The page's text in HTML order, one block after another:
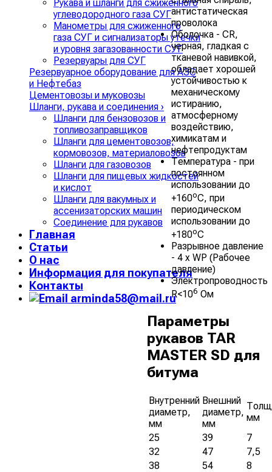
Рукава и шланги для сжиженного
углеводородного газа СУГ
Манометры для сжиженного
газа СУГ и сигнализаторы утечки
и уровня загазованности СУГ
Резервуары для СУГ
Резервуарное оборудование для АЗС
и Нефтебаз
Цементовозы и муковозы
Шланги, рукава и соединения ›
Шланги для бензовозов и
топливозаправщиков
Шланги для цементовозов,
кормовозов, материаловозов
Шланги для газовозов
Шланги для пищевых жидкостей
и кислот
Шланги для вакумных и
ассенизаторских машин
Соединение для рукавов
Главная
Статьи
О нас
Информация для покупателя
Контакты
arminda58@mail.ru
антистатическая
проволока
Оболочка - CR,
черная, гладкая с
тканевой навивкой,
обладает хорошей
устойчивостью к
механическому
истиранию,
атмосферному
воздействию,
химикатам и
нефтепродуктам
Температура - при
постоянном
использовании до
+160oC, при
периодическом
использовании до
+180oC
Разрывное давление
- 4 х WP (Рабочее
давление)
Электропроводность
R<106 Ом
Параметры
рукавов TAR
MASTER SD для
битума
Внутренний
диаметр,
мм
Внешний
диаметр,
мм
мм
25
39
7
32
47
7,5
38
54 8